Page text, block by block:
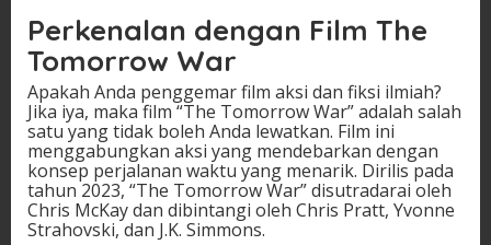
Perkenalan dengan Film The
Tomorrow War
Apakah Anda penggemar film aksi dan fiksi ilmiah?
Jika iya, maka film “The Tomorrow War” adalah salah
satu yang tidak boleh Anda lewatkan. Film ini
menggabungkan aksi yang mendebarkan dengan
konsep perjalanan waktu yang menarik. Dirilis pada
tahun 2023, “The Tomorrow War” disutradarai oleh
Chris McKay dan dibintangi oleh Chris Pratt, Yvonne
Strahovski, dan J.K. Simmons.